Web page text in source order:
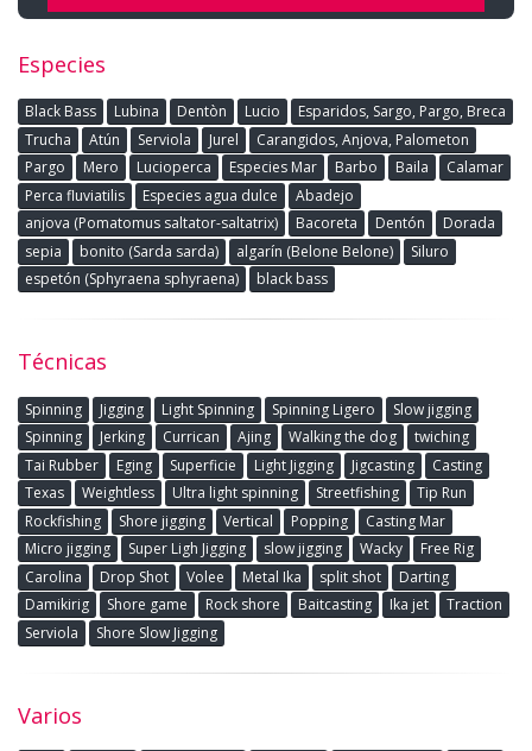
Especies
Black Bass Lubina Dentòn Lucio
Esparidos, Sargo, Pargo, Breca
Trucha
Atún Serviola Jurel
Carangidos, Anjova, Palometon
Pargo
Mero Lucioperca Especies Mar Barbo Baila
Calamar
Perca fluviatilis
Especies agua dulce
Abadejo
anjova (Pomatomus saltator-saltatrix)
Bacoreta Dentón
Dorada
sepia
bonito (Sarda sarda) algarín (Belone Belone)
Siluro
espetón (Sphyraena sphyraena)
black bass
Técnicas
Spinning Jigging Light Spinning Spinning Ligero
Slow jigging
Spinning
Jerking Currican Ajing Walking the dog
twiching
Tai Rubber
Eging Superficie Light Jigging Jigcasting
Casting
Texas
Weightless Ultra light spinning Streetfishing
Tip Run
Rockfishing
Shore jigging Vertical Popping
Casting Mar
Micro jigging
Super Ligh Jigging slow jigging Wacky
Free Rig
Carolina
Drop Shot Volee Metal Ika split shot
Darting
Damikirig
Shore game Rock shore Baitcasting Ika jet
Traction
Serviola
Shore Slow Jigging
Varios